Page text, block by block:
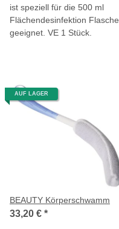
ist speziell für die 500 ml
Flächendesinfektion Flasche
geeignet. VE 1 Stück.
AUF LAGER
BEAUTY Körperschwamm
33,20 € *